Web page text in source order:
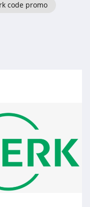
code promo